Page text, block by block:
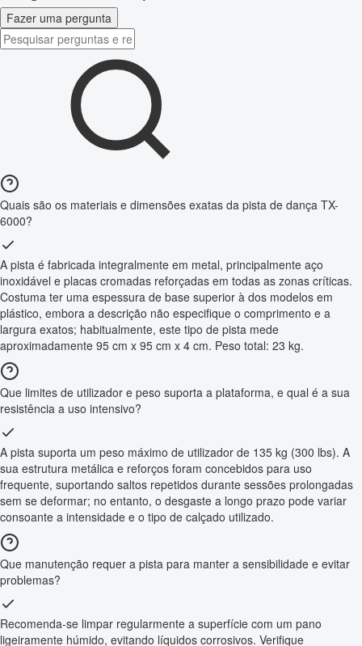
Fazer uma pergunta
Quais são os materiais e dimensões exatas da pista de dança TX-
6000?
A pista é fabricada integralmente em metal, principalmente aço
inoxidável e placas cromadas reforçadas em todas as zonas críticas.
Costuma ter uma espessura de base superior à dos modelos em
plástico, embora a descrição não especifique o comprimento e a
largura exatos; habitualmente, este tipo de pista mede
aproximadamente 95 cm x 95 cm x 4 cm. Peso total: 23 kg.
Que limites de utilizador e peso suporta a plataforma, e qual é a sua
resistência a uso intensivo?
A pista suporta um peso máximo de utilizador de 135 kg (300 lbs). A
sua estrutura metálica e reforços foram concebidos para uso
frequente, suportando saltos repetidos durante sessões prolongadas
sem se deformar; no entanto, o desgaste a longo prazo pode variar
consoante a intensidade e o tipo de calçado utilizado.
Que manutenção requer a pista para manter a sensibilidade e evitar
problemas?
Recomenda-se limpar regularmente a superfície com um pano
ligeiramente húmido, evitando líquidos corrosivos. Verifique